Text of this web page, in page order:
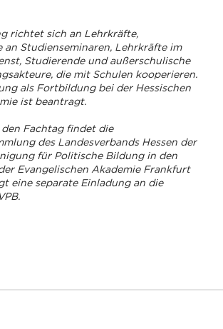
richtet sich an Lehrkräfte,
an Studienseminaren, Lehrkräfte im
­Studierende und außerschulische
die mit Schulen kooperieren.
als Fortbildung bei der Hessischen
ist beantragt.
Fachtag findet die
des Landesverbands Hessen der
für Politische Bildung in den
Evangelischen Akademie Frankfurt
eine separate Einladung an die